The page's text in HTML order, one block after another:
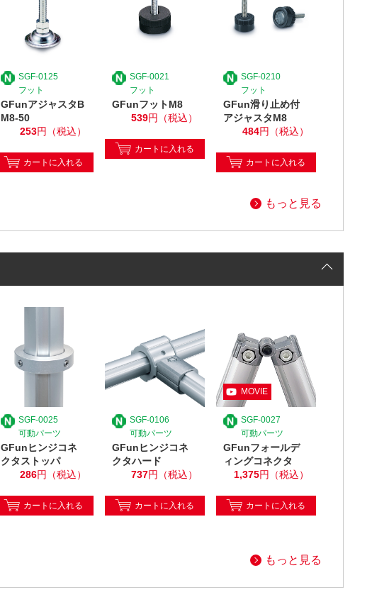
SGF-0125
フット
GFunアジャスタB
M8-50
253円（税込）
カートに入れる
SGF-0021
フット
GFunフットM8
539円（税込）
カートに入れる
SGF-0210
フット
GFun滑り止め付
アジャスタM8
484円（税込）
カートに入れる
もっと見る
SGF-0025
可動パーツ
GFunヒンジコネ
クタストッパ
286円（税込）
カートに入れる
SGF-0106
可動パーツ
GFunヒンジコネ
クタハード
737円（税込）
カートに入れる
SGF-0027
可動パーツ
GFunフォールデ
ィングコネクタ
1,375円（税込）
カートに入れる
もっと見る